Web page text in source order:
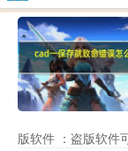
版软件 ：盗版软件